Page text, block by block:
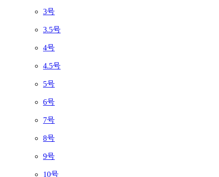
3号
3.5号
4号
4.5号
5号
6号
7号
8号
9号
10号